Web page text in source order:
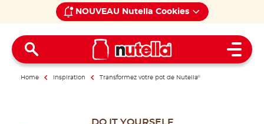
NOUVEAU Nutella Cookies
Open
Home Inspiration Transformez votre pot de Nutella®